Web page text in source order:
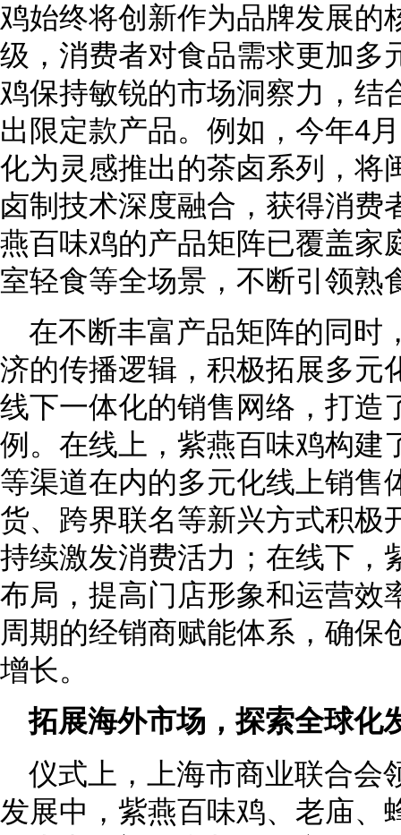
鸡始终将创新作为品牌发展的
级，消费者对食品需求更加多
鸡保持敏锐的市场洞察力，结
出限定款产品。例如，今年4
化为灵感推出的茶卤系列，将
卤制技术深度融合，获得消费
燕百味鸡的产品矩阵已覆盖家
室轻食等全场景，不断引领熟
在不断丰富产品矩阵的同时
济的传播逻辑，积极拓展多元
线下一体化的销售网络，打造
例。在线上，紫燕百味鸡构建
等渠道在内的多元化线上销售
货、跨界联名等新兴方式积极
持续激发消费活力；在线下，
布局，提高门店形象和运营效
周期的经销商赋能体系，确保
增长。
拓展海外市场，探索全球化
仪式上，上海市商业联合会
发展中，紫燕百味鸡、老庙、